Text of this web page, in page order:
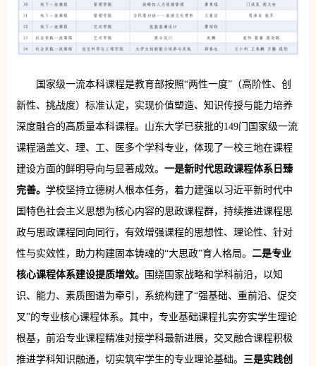
国家级一流本科课程是教育部按照“两性一度”（高阶性、创
新性、挑战度）标准认定，实现价值塑造、知识传授与能力培养
深度融合的高质量本科课程。山东大学已获批的149门国家级一流
课程涵盖文、理、工、医多个学科专业，体现了一校三地在课程
建设方面的鲜明导向与显著成效。 一是新时代思政课程体系日臻
完善。 学校坚持立德树人根本任务，着力建强以习近平新时代中
国特色社会主义思想为核心内容的思政课程群，持续推进课程思
政与思政课程同向同行，有效增强课程的思想性、理论性、针对
性与实效性，助力构建固本铸魂的“大思政”育人格局。 二是专业
核心课程体系建设提质增效。
围绕国家战略和学科前沿，以知
识、能力、素质图谱为牵引，系统构建了“强基础、重前沿、促交
叉”的专业核心课程体系。其中，专业基础课程扎实夯实学生理论
根基，前沿专业课程精准对接学科最新进展，交叉融合课程积极
推进学科知识融通，切实筑牢学生的专业理论基础。 三是实践创